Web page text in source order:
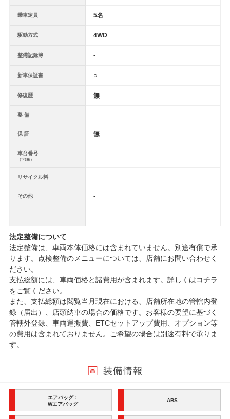
乗車定員 5名
駆動方式 4WD
整備記録簿 -
新車保証書 ○
修復歴 無
整 備
保 証 無
車台番号
（下3桁）
リサイクル料
その他 -
法定整備について
法定整備は、車両本体価格には含まれていません。別途有償で承
ります。点検整備のメニューについては、店舗にお問い合わせく
ださい。
支払総額には、車両価格と諸費用が含まれます。 詳しくはコチラ
をご覧ください。
また、支払総額は閲覧当月現在における、店舗所在地の管轄内登
録（届出）、店頭納車の場合の価格です。お客様の要望に基づく
管轄外登録、車両運搬費、ETCセットアップ費用、オプション等
の費用は含まれておりません。ご希望の場合は別途有料で承りま
す。
エアバッグ：
Wエアバッグ
ABS